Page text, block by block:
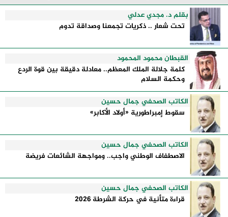
بحيث تتيح للخاضعين للولاية والقائمين على ...
بقلم د. مجدي عدلي
تحت شعار .. ذكريات تجمعنا وصداقة تدوم
القبطان محمود المحمود
كلمة جلالة الملك المعظم.. معادلة دقيقة بين قوة الردع
وحكمة السلام
الكاتب الصحفي جمال حسين
سقوط إمبراطورية «أولاد الأكابر»
الكاتب الصحفي جمال حسين
الاصطفاف الوطني واجب.. ومواجهة الشائعات فريضة
الكاتب الصحفي جمال حسين
قراءة متأنية في حركة الشرطة 2026